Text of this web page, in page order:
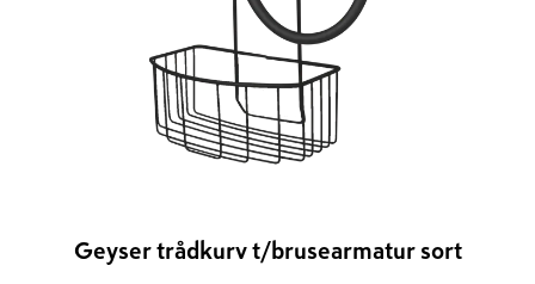
Geyser trådkurv t/brusearmatur sort